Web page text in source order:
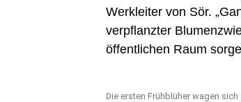
Werkleiter von Sör.
verpflanzter
öffentlichen Raum
Die ersten Frühblüher wagen